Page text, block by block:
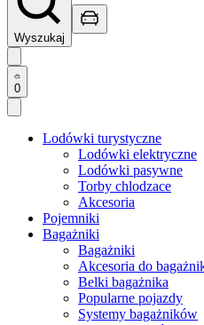
Wyszukaj
0
Lodówki turystyczne
Lodówki elektryczne
Lodówki pasywne
Torby chlodzace
Akcesoria
Pojemniki
Bagażniki
Bagażniki
Akcesoria do
Belki bagażnika
Popularne pojazdy
Systemy bagażników